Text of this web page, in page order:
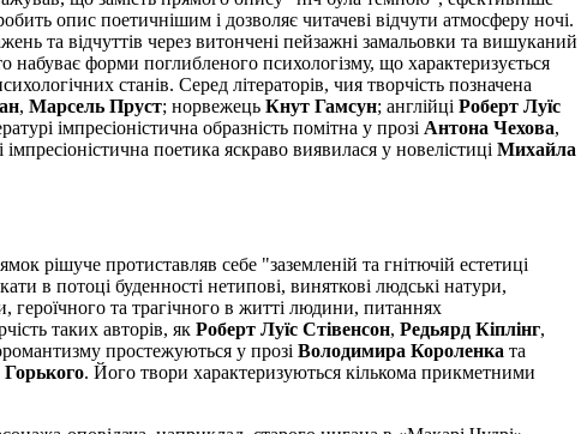
опис поетичнішим і дозволяє читачеві відчути атмосферу ночі.
та відчуттів через витончені пейзажні замальовки та вишуканий
набуває форми поглибленого психологізму, що характеризується
станів. Серед літераторів, чия творчість позначена
, Марсель Пруст; норвежець Кнут Гамсун; англійці Роберт Луїс
імпресіоністична образність помітна у прозі Антона Чехова,
імпресіоністична поетика яскраво виявилася у новелістиці Михайла
рішуче протиставляв себе "заземленій та гнітючій естетиці
в потоці буденності нетипові, виняткові людські натури,
героїчного та трагічного в житті людини, питаннях
таких авторів, як Роберт Луїс Стівенсон, Редьярд Кіплінг,
простежуються у прозі Володимира Короленка та
. Його твори характеризуються кількома прикметними